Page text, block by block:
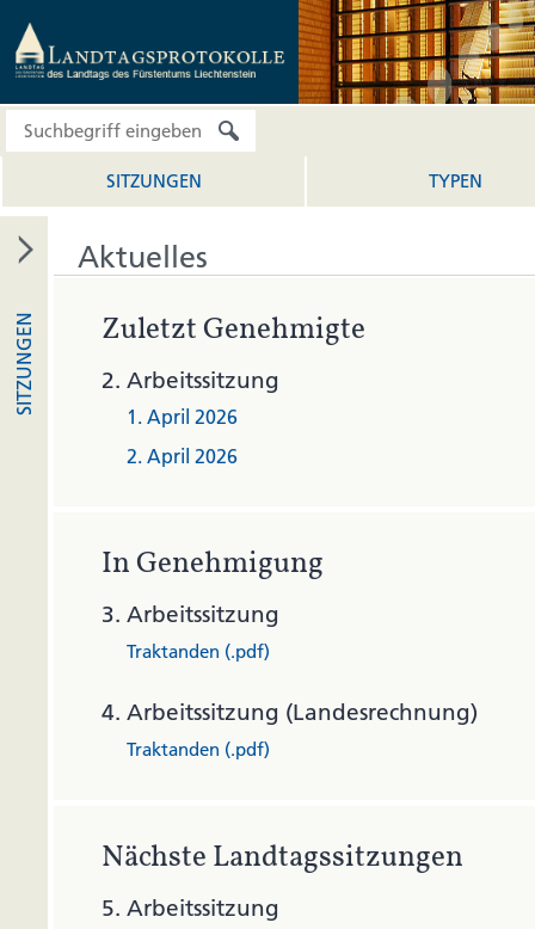
SITZUNGEN TYPEN
SITZUNGEN
Aktuelles
Zuletzt Genehmigte
2. Arbeitssitzung
1. April 2026
2. April 2026
In Genehmigung
3. Arbeitssitzung
Traktanden (.pdf)
4. Arbeitssitzung (Landesrechnung)
Traktanden (.pdf)
Nächste Landtagssitzungen
5. Arbeitssitzung